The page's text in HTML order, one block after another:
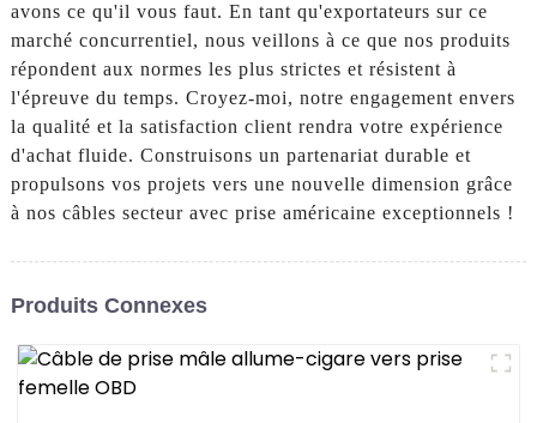
avons ce qu'il vous faut. En tant qu'exportateurs sur ce
marché concurrentiel, nous veillons à ce que nos produits
répondent aux normes les plus strictes et résistent à
l'épreuve du temps. Croyez-moi, notre engagement envers
la qualité et la satisfaction client rendra votre expérience
d'achat fluide. Construisons un partenariat durable et
propulsons vos projets vers une nouvelle dimension grâce
à nos câbles secteur avec prise américaine exceptionnels !
Produits Connexes